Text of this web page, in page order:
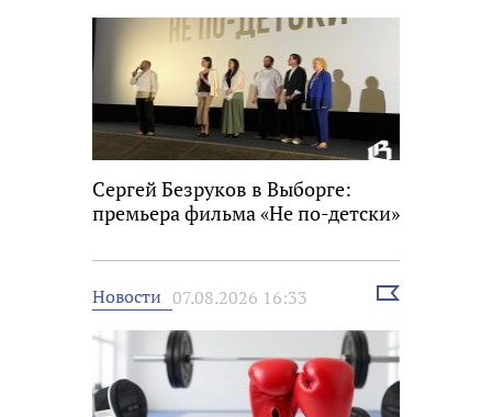
Сергей Безруков в Выборге:
премьера фильма «Не по-детски»
Новости 07.08.2026 16:33
Выбрать